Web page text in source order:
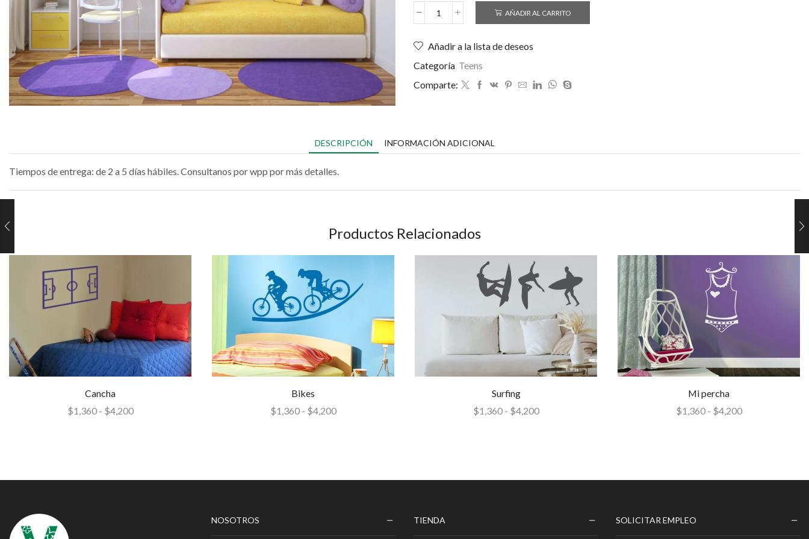
AÑADIR AL CARRITO
Añadir a la lista de deseos
Categoría Teens
Comparte:
DESCRIPCIÓN INFORMACIÓN ADICIONAL
Tiempos de entrega: de 2 a 5 días hábiles. Consultanos por wpp por más detalles.
Productos Relacionados
Cancha
$1,360 - $4,200
Bikes
$1,360 - $4,200
Surfing
$1,360 - $4,200
Mi percha
$1,360 - $4,200
NOSOTROS TIENDA SOLICITAR EMPLEO